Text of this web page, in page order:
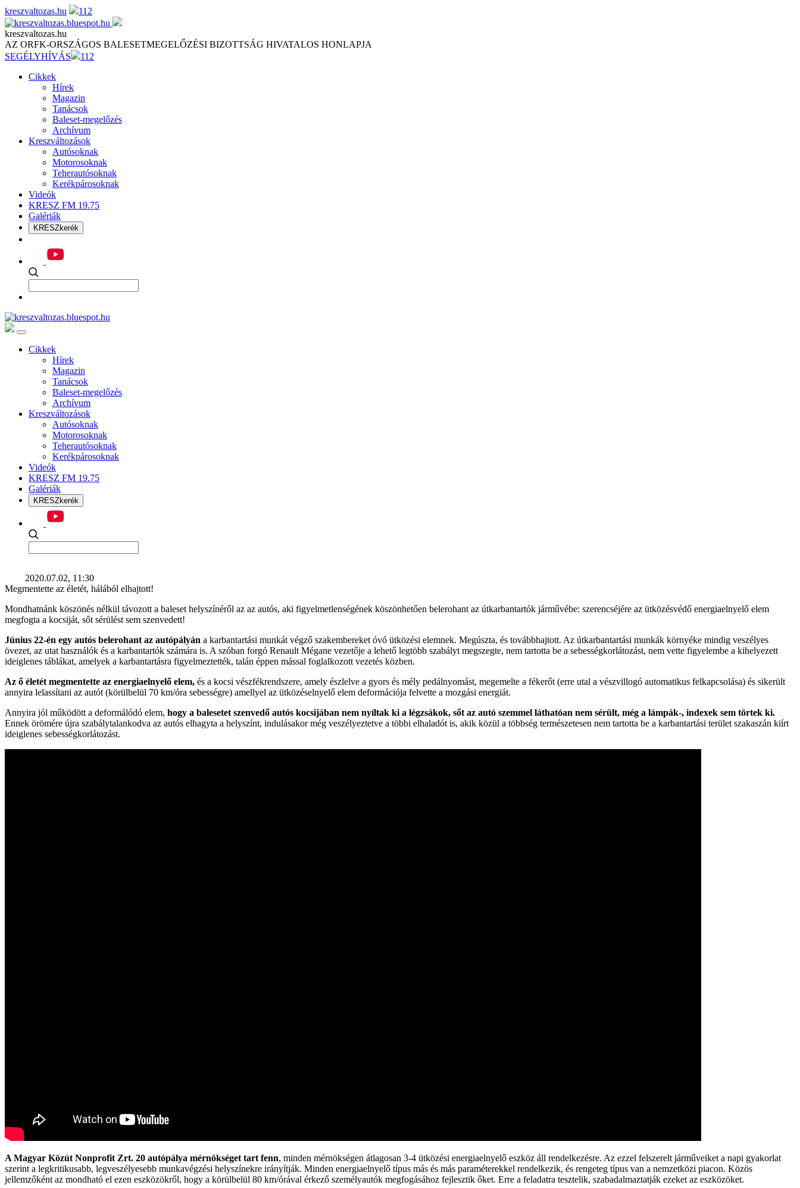
Skip
to
content
kreszvaltozas.hu 112
kreszvaltozas.hu
AZ ORFK-ORSZÁGOS BALESETMEGELŐZÉSI BIZOTTSÁG HIVATALOS HONLAPJA
SEGÉLYHÍVÁS
112
Cikkek
Hírek
Magazin
Tanácsok
Baleset-megelőzés
Archívum
Kreszváltozások
Autósoknak
Motorosoknak
Teherautósoknak
Kerékpárosoknak
Videók
KRESZ FM 19.75
Galériák
KRESZkerék
Cikkek
Hírek
Magazin
Tanácsok
Baleset-megelőzés
Archívum
Kreszváltozások
Autósoknak
Motorosoknak
Teherautósoknak
Kerékpárosoknak
Videók
KRESZ FM 19.75
Galériák
KRESZkerék
2020.07.02, 11:30
Megmentette az életét, hálából elhajtott!
Mondhatnánk köszönés nélkül távozott a baleset helyszínéről az az autós, aki figyelmetlenségének köszönhetően belerohant az útkarbantartók járművébe: szerencséjére az ütközésvédő energiaelnyelő elem
megfogta a kocsiját, sőt sérülést sem szenvedett!
Június 22-én egy autós belerohant az autópályán a karbantartási munkát végző szakembereket óvó ütközési elemnek. Megúszta, és továbbhajtott. Az útkarbantartási munkák környéke mindig veszélyes
övezet, az utat használók és a karbantartók számára is. A szóban forgó Renault Mégane vezetője a lehető legtöbb szabályt megszegte, nem tartotta be a sebességkorlátozást, nem vette figyelembe a kihelyezett
ideiglenes táblákat, amelyek a karbantartásra figyelmeztették, talán éppen mással foglalkozott vezetés közben.
Az ő életét megmentette az energiaelnyelő elem, és a kocsi vészfékrendszere, amely észlelve a gyors és mély pedálnyomást, megemelte a fékerőt (erre utal a vészvillogó automatikus felkapcsolása) és sikerült
annyira lelassítani az autót (körülbelül 70 km/óra sebességre) amellyel az ütközéselnyelő elem deformációja felvette a mozgási energiát.
Annyira jól működött a deformálódó elem, hogy a balesetet szenvedő autós kocsijában nem nyíltak ki a légzsákok, sőt az autó szemmel láthatóan nem sérült, még a lámpák-, indexek sem törtek ki.
Ennek örömére újra szabálytalankodva az autós elhagyta a helyszínt, indulásakor még veszélyeztetve a többi elhaladót is, akik közül a többség természetesen nem tartotta be a karbantartási terület szakaszán kiírt
ideiglenes sebességkorlátozást.
A Magyar Közút Nonprofit Zrt. 20 autópálya mérnökséget tart fenn, minden mérnökségen átlagosan 3-4 ütközési energiaelnyelő eszköz áll rendelkezésre. Az ezzel felszerelt járműveiket a napi gyakorlat
szerint a legkritikusabb, legveszélyesebb munkavégzési helyszínekre irányítják. Minden energiaelnyelő típus más és más paraméterekkel rendelkezik, és rengeteg típus van a nemzetközi piacon. Közös
jellemzőként az mondható el ezen eszközökről, hogy a körülbelül 80 km/órával érkező személyautók megfogásához fejlesztik őket. Erre a feladatra tesztelik, szabadalmaztatják ezeket az eszközöket.